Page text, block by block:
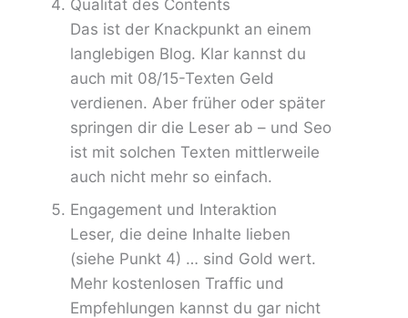
Qualität des Contents
Das ist der Knackpunkt an einem
langlebigen Blog. Klar kannst du
auch mit 08/15-Texten Geld
verdienen. Aber früher oder später
springen dir die Leser ab – und Seo
ist mit solchen Texten mittlerweile
auch nicht mehr so einfach.
Engagement und Interaktion
Leser, die deine Inhalte lieben
(siehe Punkt 4) … sind Gold wert.
Mehr kostenlosen Traffic und
Empfehlungen kannst du gar nicht